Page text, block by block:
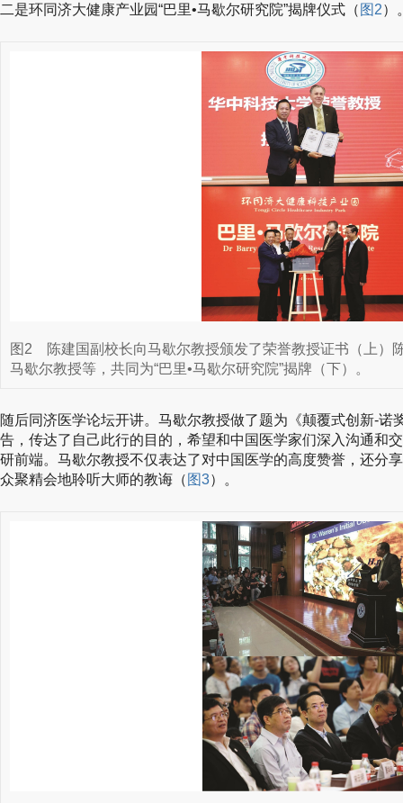
二是环同济大健康产业园“巴里•马歇尔研究院”揭牌仪式（ 图2）
图2
陈建国副校长向马歇尔教授颁发了荣誉教授证书（上）
马歇尔教授等，共同为“巴里•马歇尔研究院”揭牌（下）。
随后同济医学论坛开讲。马歇尔教授做了题为《颠覆式创新-诺
告，传达了自己此行的目的，希望和中国医学家们深入沟通和
研前端。马歇尔教授不仅表达了对中国医学的高度赞誉，还分
众聚精会地聆听大师的教诲（ 图3）。